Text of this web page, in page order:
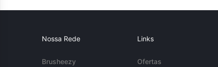
Nossa Rede
Brusheezy
Links
Ofertas